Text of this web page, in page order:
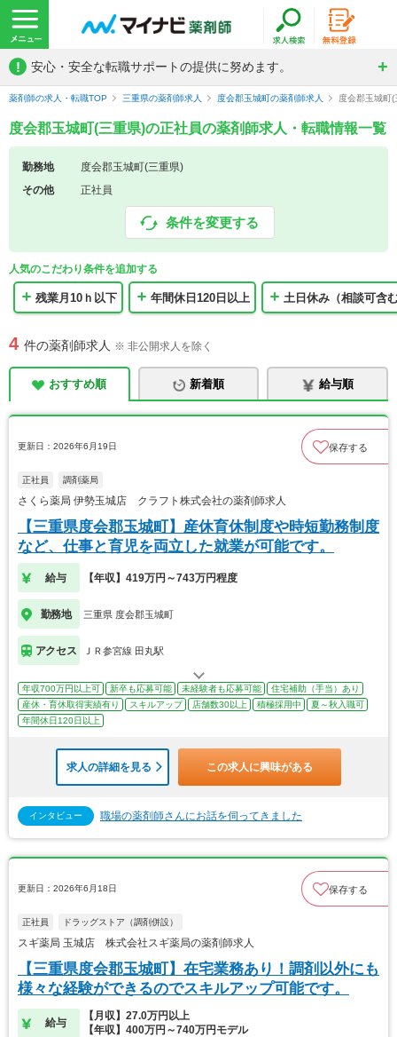
! 安心・安全な転職サポートの提供に努めます。
薬剤師の求人・転職TOP 三重県の薬剤師求人 度会郡玉城町の薬剤師求人 度会郡玉城町
度会郡玉城町(三重県)の正社員の薬剤師求人・転職情報一覧
勤務地
度会郡玉城町(三重県)
その他
正社員
条件を変更する
人気のこだわり条件を追加する
残業月10ｈ以下 年間休日120日以上 土日休み（相談可含
4 件の薬剤師求人 ※ 非公開求人を除く
おすすめ順 新着順 給与順
更新日：2026年6月19日 保存する
正社員 調剤薬局
さくら薬局 伊勢玉城店 クラフト株式会社の薬剤師求人
【三重県度会郡玉城町】産休育休制度や時短勤務制度
など、仕事と育児を両立した就業が可能です。
給与 【年収】419万円～743万円程度
勤務地 三重県 度会郡玉城町
アクセス ＪＲ参宮線 田丸駅
年収700万円以上可 新卒も応募可能 未経験者も応募可能
住宅補助（手当）あり
産休・育休取得実績有り
スキルアップ 店舗数30以上 積極採用中
夏～秋入職可
年間休日120日以上
求人の詳細を見る この求人に興味がある
インタビュー 職場の薬剤師さんにお話を伺ってきました
更新日：2026年6月18日 保存する
正社員 ドラッグストア（調剤併設）
スギ薬局 玉城店 株式会社スギ薬局の薬剤師求人
【三重県度会郡玉城町】在宅業務あり！調剤以外にも
様々な経験ができるのでスキルアップ可能です。
給与
【月収】27.0万円以上
【年収】400万円～740万円モデル